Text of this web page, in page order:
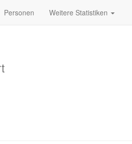
Personen Weitere Statistiken